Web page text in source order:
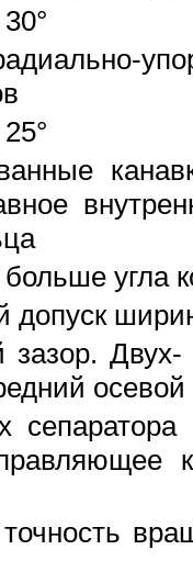
больше угла
допуск
сепаратора